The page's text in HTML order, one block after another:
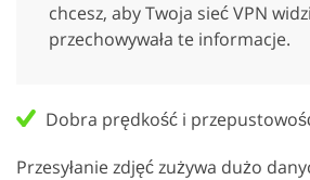
chcesz, aby Twoja sieć VPN
przechowywała te informacje.
Dobra prędkość i
Przesyłanie zdjęć zużywa dużo